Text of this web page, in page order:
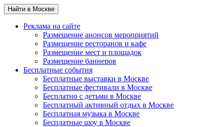
Найти в Москве
Реклама на сайте
Размещение анонсов мероприятий
Размещение ресторанов и кафе
Размещение мест и площадок
Размещение баннеров
Бесплатные события
Бесплатные выставки в Москве
Бесплатные фестивали в Москве
Бесплатно с детьми в Москве
Бесплатный активный отдых в Москве
Бесплатная музыка в Москве
Бесплатные шоу в Москве